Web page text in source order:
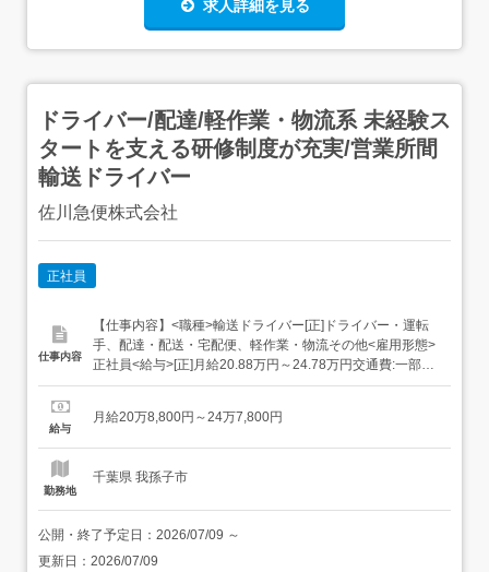
求人詳細を見る
ドライバー/配達/軽作業・物流系 未経験ス
タートを支える研修制度が充実/営業所間
輸送ドライバー
佐川急便株式会社
正社員
仕事内容
【仕事内容】<職種>輸送ドライバー[正]ドライバー・運転
手、配達・配送・宅配便、軽作業・物流その他<雇用形態>
正社員<給与>[正]月給20.88万円～24.78万円交通費:一部支
給 公共交通機関利用時:月上限10万円 車通勤時は距離に応
転手当:10000円/一律給与水準調整手当:16000円含む) ...
給与
月給20万8,800円～24万7,800円
勤務地
千葉県 我孫子市
公開・終了予定日： 2026/07/09 ～
更新日： 2026/07/09